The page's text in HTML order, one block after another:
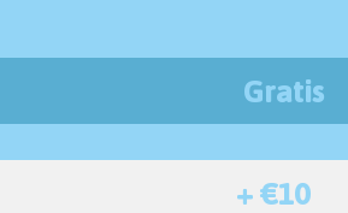
Gratis
+ €10